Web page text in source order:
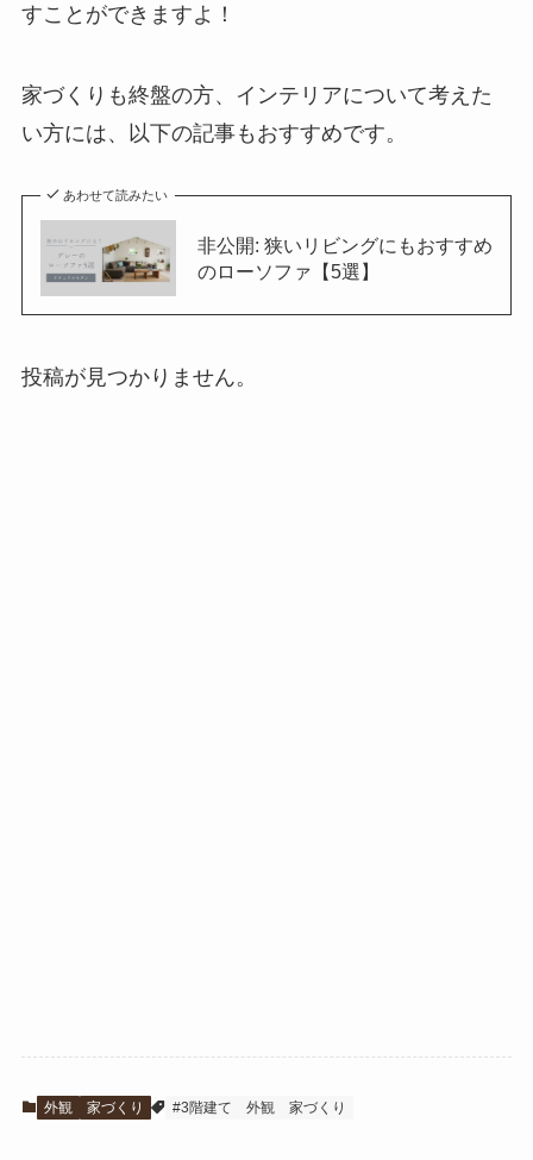
すことができますよ！
家づくりも終盤の方、インテリアについて考えた
い方には、以下の記事もおすすめです。
あわせて読みたい
非公開: 狭いリビングにもおすすめ
のローソファ【5選】
投稿が見つかりません。
外観 家づくり #3階建て 外観 家づくり